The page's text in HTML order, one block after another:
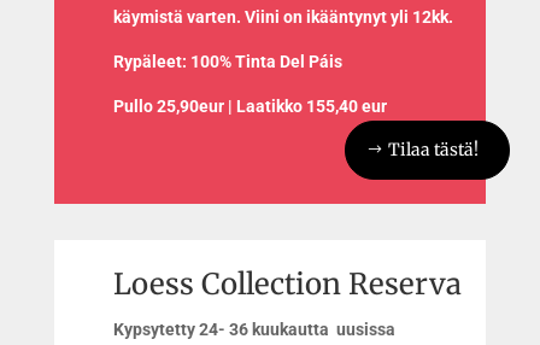
käymistä varten. Viini on ikääntynyt yli 12kk.
Rypäleet: 100% Tinta Del Páis
Pullo 25,90eur | Laatikko 155,40 eur
Tilaa tästä!
Loess Collection Reserva
Kypsytetty 24- 36 kuukautta uusissa